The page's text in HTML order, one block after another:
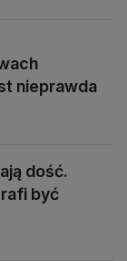
nieprawda
dość.
być